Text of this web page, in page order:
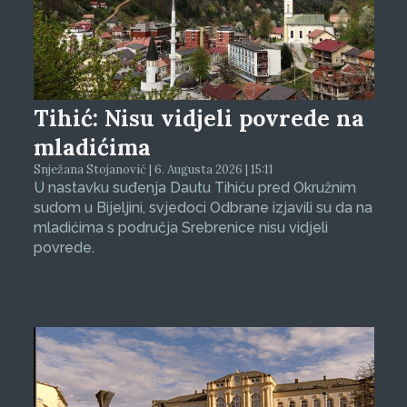
Tihić: Nisu vidjeli povrede na
mladićima
Snježana Stojanović | 6. Augusta 2026 | 15:11
U nastavku suđenja Dautu Tihiću pred Okružnim
sudom u Bijeljini, svjedoci Odbrane izjavili su da na
mladićima s područja Srebrenice nisu vidjeli
povrede.